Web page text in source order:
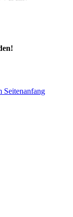
Seitenanfang